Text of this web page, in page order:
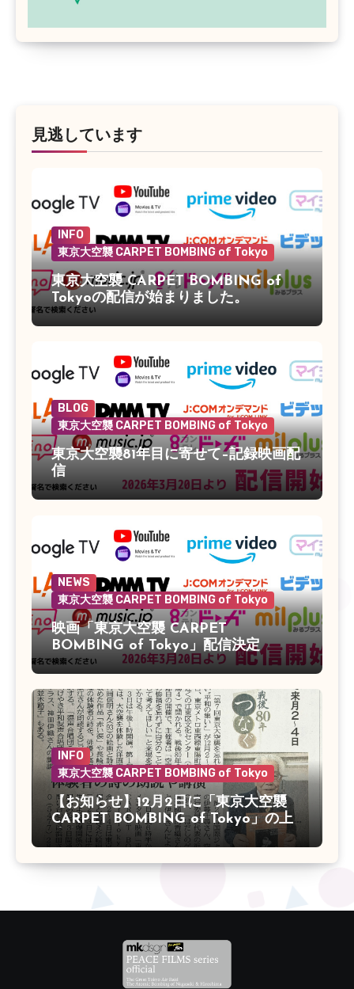
見逃しています
INFO
東京大空襲 CARPET BOMBING of Tokyo
東京大空襲 CARPET BOMBING of
Tokyoの配信が始まりました。
BLOG
東京大空襲 CARPET BOMBING of Tokyo
東京大空襲81年目に寄せて–記録映画配
信
NEWS
東京大空襲 CARPET BOMBING of Tokyo
映画「東京大空襲 CARPET
BOMBING of Tokyo」配信決定
INFO
東京大空襲 CARPET BOMBING of Tokyo
【お知らせ】12月2日に「東京大空襲
CARPET BOMBING of Tokyo」の上
映会があります